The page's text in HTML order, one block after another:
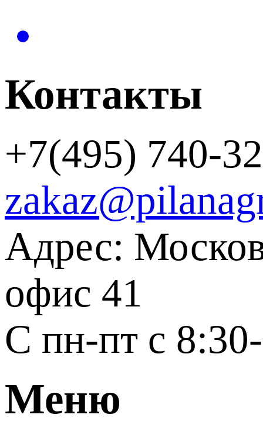
Контакты
+7(495) 740-
Адрес:
офис 41
С пн-пт с
Меню